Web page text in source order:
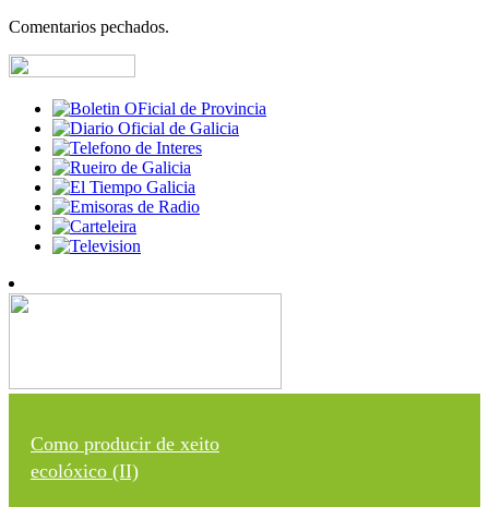
Comentarios pechados.
Como producir de xeito
ecolóxico (II)